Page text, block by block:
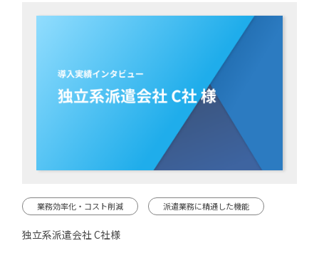
業務効率化・コスト削減 派遣業務に精通した機能
独立系派遣会社 C社様